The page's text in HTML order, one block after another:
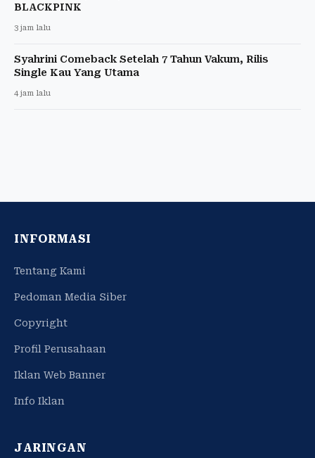
BLACKPINK
3 jam lalu
Syahrini Comeback Setelah 7 Tahun Vakum, Rilis
Single Kau Yang Utama
4 jam lalu
INFORMASI
Tentang Kami
Pedoman Media Siber
Copyright
Profil Perusahaan
Iklan Web Banner
Info Iklan
JARINGAN